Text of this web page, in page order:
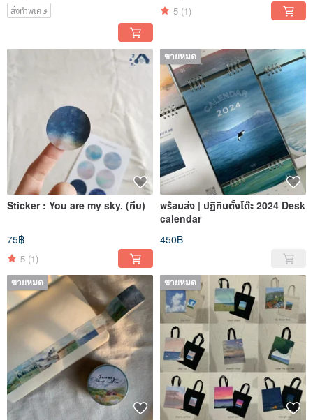
สั่งทำพิเศษ 5 (1)
Sticker : You are my sky. (ทึบ)
75฿
5 (1)
ขายหมด
พร้อมส่ง | ปฏิทินตั้งโต๊ะ 2024 Desk
calendar
450฿
ขายหมด ขายหมด